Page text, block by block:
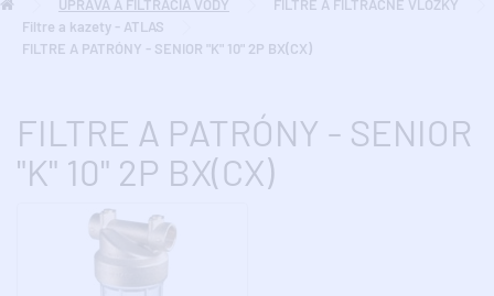
ÚPRAVA A FILTRÁCIA VODY
FILTRE A FILTRAČNÉ VLOŽKY
Filtre a kazety - ATLAS
FILTRE A PATRÓNY - SENIOR "K" 10" 2P BX(CX)
FILTRE A PATRÓNY - SENIOR
"K" 10" 2P BX(CX)